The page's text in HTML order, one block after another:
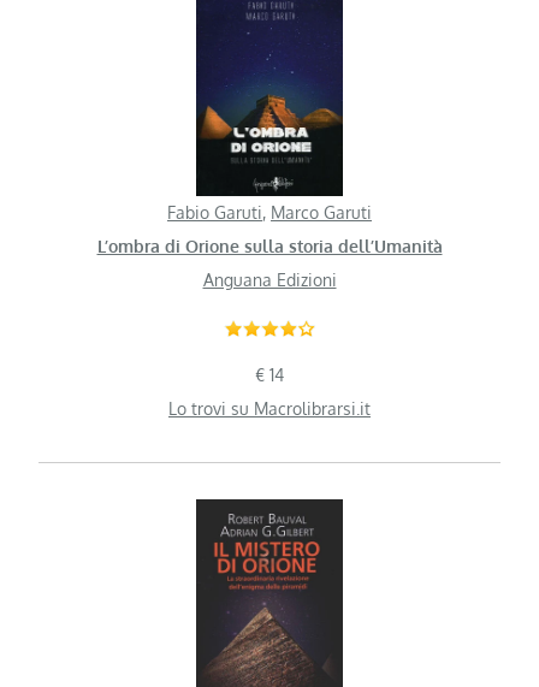
Fabio Garuti, Marco Garuti
L’ombra di Orione sulla storia dell’Umanità
Anguana Edizioni
€ 14
Lo trovi su Macrolibrarsi.it